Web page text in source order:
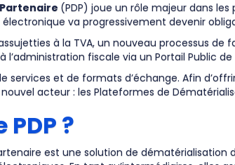
(PDP) joue un rôle majeur dans
va progressivement devenir
à la TVA, un nouveau processus
fiscale via un Portail Public de
services et de formats d’échange. Afin
acteur : les Plateformes de
?
est une solution de dématérialisation